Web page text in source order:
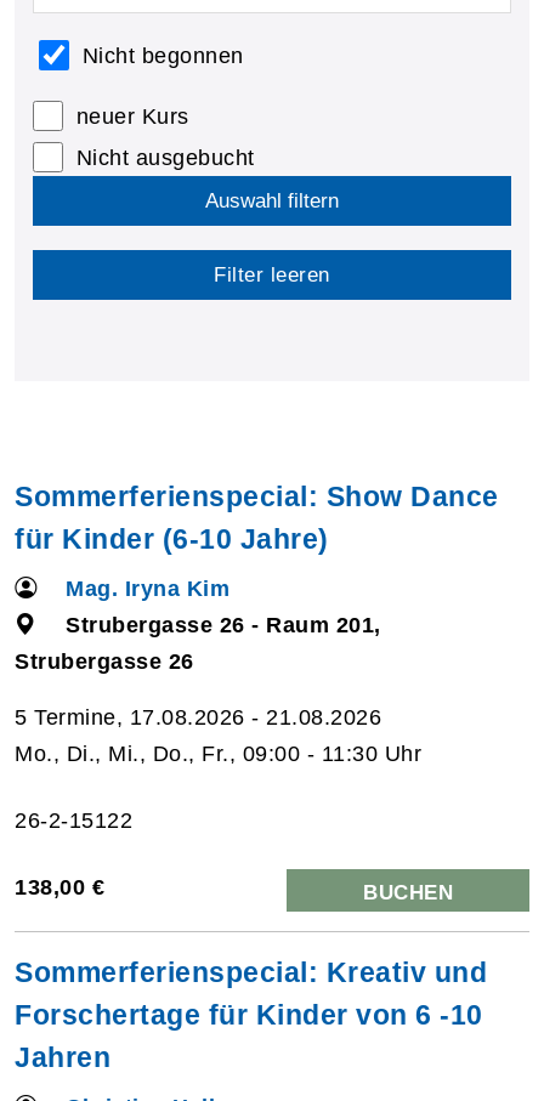
Nicht begonnen
neuer Kurs
Nicht ausgebucht
Auswahl filtern
Filter leeren
Sommerferienspecial: Show Dance
für Kinder (6-10 Jahre)
Mag. Iryna Kim
Strubergasse 26 - Raum 201,
Strubergasse 26
5 Termine, 17.08.2026 - 21.08.2026
Mo., Di., Mi., Do., Fr., 09:00 - 11:30 Uhr
26-2-15122
138,00 € BUCHEN
Sommerferienspecial: Kreativ und
Forschertage für Kinder von 6 -10
Jahren